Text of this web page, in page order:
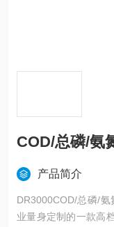
COD/总磷/氨
产品简介
DR3000COD/总磷/
业量身定制的一款高